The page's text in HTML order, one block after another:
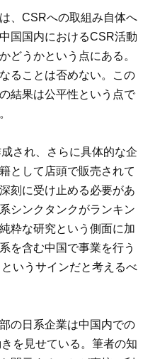
、CSRへの取組み自体へ
国国内におけるCSR活動
どうかという点にある。
ることは否めない。この
結果は公平性という点で
され、さらに具体的な企
として店頭で販売されて
刻に受け止める必要があ
シンクタンクがランキン
粋な研究という側面に加
を含む中国で事業を行う
いうサインだと考えるべ
の日系企業は中国内での
を見せている。筆者の知